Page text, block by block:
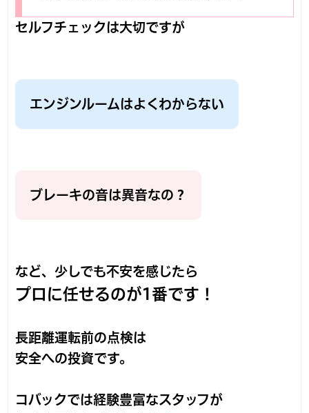
セルフチェックは大切ですが
エンジンルームはよくわからない
ブレーキの音は異音なの？
など、少しでも不安を感じたら
プロに任せるのが1番です！
長距離運転前の点検は
安全への投資です。
コバックでは経験豊富なスタッフが